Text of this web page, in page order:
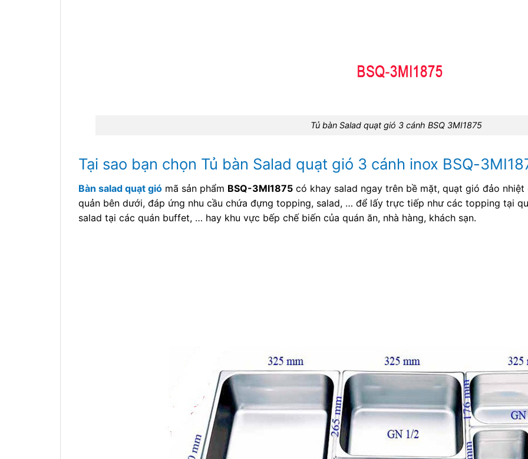
Tủ bàn Salad quạt gió 3 cánh BSQ 3MI1875
Tại sao bạn chọn Tủ bàn Salad quạt gió 3 cánh inox BSQ-
Bàn salad quạt gió mã sản phẩm BSQ-3MI1875 có khay salad ngay trên bề mặt, quạt gió đảo
quản bên dưới, đáp ứng nhu cầu chứa đựng topping, salad, … để lấy trực tiếp như các topping tại
salad tại các quán buffet, … hay khu vực bếp chế biến của quán ăn, nhà hàng, khách sạn.